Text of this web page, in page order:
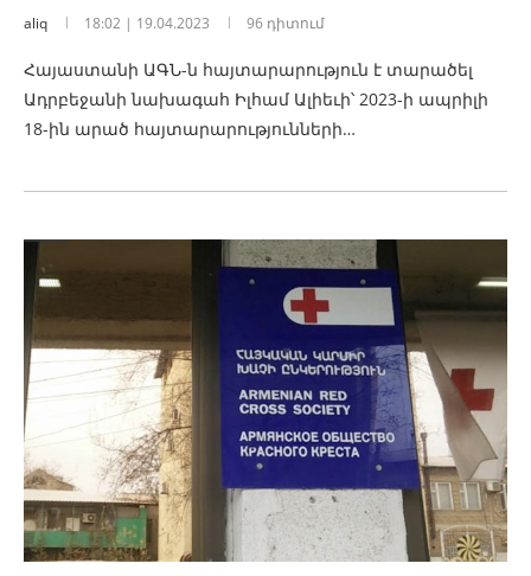
aliq 18:02 | 19.04.2023 96 դիտում
Հայաստանի ԱԳՆ-ն հայտարարություն է տարածել
Ադրբեջանի նախագահ Իլհամ Ալիեւի՝ 2023-ի ապրիլի
18-ին արած հայտարարությունների…